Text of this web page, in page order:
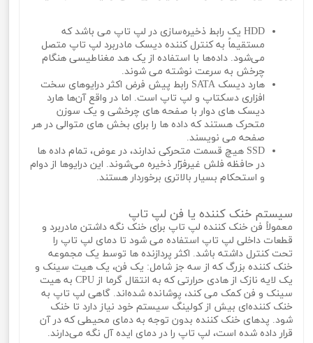
HDD یک رابط ذخیره‌سازی در لپ تاپ می باشد که
مستقیماً به کنترل کننده دیسک مادربرد لپ تاپ متصل
می‌شود. داده‌ها با استفاده از یک هد مغناطیسی هنگام
چرخش به سرعت نوشته می‌ شوند.
هارد دیسک SATA رابط پیش فرض اکثر درایوهای سخت
افزاری دسکتاپ و لپ تاپ است. اما در واقع آن‌ها هارد
دیسک‌ های دوار با صفحه‌ های چرخشی و یک سوزن
متحرک هستند که داده ها را برای بخش های متوالی در هر
صفحه می‌ نویسند.
SSD هیچ قسمت متحرکی ندارند، در عوض، تمام داده ها
در حافظه فلش غیرفرّار ذخیره می‌شوند. این درایوها از دوام
و استحکام بسیار بالاتری برخوردار هستند.
سیستم خنک کننده یا فن لپ تاپ
معمولاً فن خنک کننده لپ تاپ برای خنک نگه داشتن مادربرد و
قطعات داخلی لپ تاپ استفاده می شود تا دمای لپ تاپ را
تحت کنترل داشته باشد. اکثر پردازنده ها توسط یک مجموعه
خنک کننده بزرگ که از سه جز شامل: یک فن، یک هیت سینک و
یک لایه نازک از هادی حرارتی که به انتقال گرما از CPU به هیت
سینک و فن کمک می‌ کند، پوشانده شده‌اند. گاهی لپ تاپ به
خنک کننده‌ای بیش از کولینگ سیستم خود نیاز دارد تا خنک
شود. پدهای خنک کننده بدون توجه به دمای محیطی که در آن
قرار داده شده است، لپ تاپ را در دمای ایده آل نگه می‌دارند.